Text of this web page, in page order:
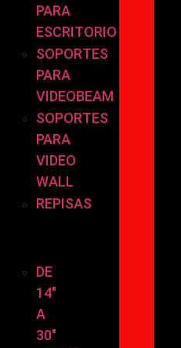
PARA
ESCRITORIO
SOPORTES
PARA
VIDEOBEAM
SOPORTES
PARA
VIDEO
WALL
REPISAS
DE
14″
A
30″